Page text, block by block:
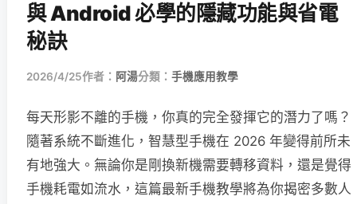
與 Android 必學的隱藏功能與省電
秘訣
2026/4/25作者： 阿湯分類： 手機應用教學
每天形影不離的手機，你真的完全發揮它的潛力了嗎？
隨著系統不斷進化，智慧型手機在 2026 年變得前所未
有地強大。無論你是剛換新機需要轉移資料，還是覺得
手機耗電如流水，這篇最新手機教學將為你揭密多數人